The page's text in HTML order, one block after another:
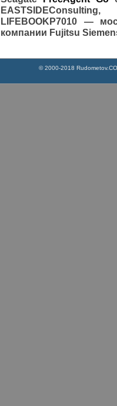
EASTSIDEConsulting,
LIFEBOOK P7010 —
компании Fujitsu
© 2000-2018